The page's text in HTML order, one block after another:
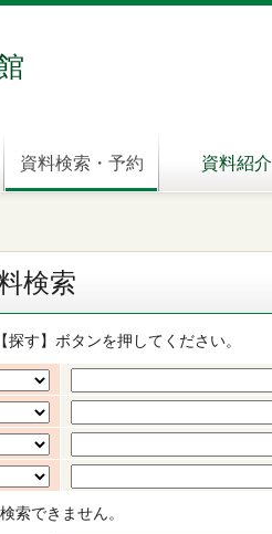
資料検索・予約 資料紹介
検索
す】ボタンを押してください。
索できません。